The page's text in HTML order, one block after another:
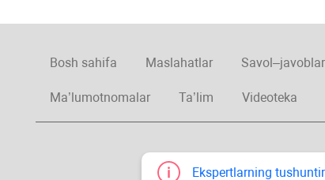
Bosh sahifa Maslahatlar Savol–javoblar
Ma’lumotnomalar Ta’lim Videoteka
Ekspertlarning